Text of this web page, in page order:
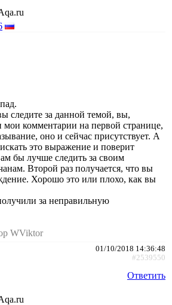
следите за данной темой, вы,
мои комментарии на первой странице,
оно и сейчас присутствует. А
это выражение и поверит
бы лучше следить за своим
Второй раз получается, что вы
Хорошо это или плохо, как вы
за неправильную
WViktor
01/10/2018 14:36:48
#2539550
Ответить